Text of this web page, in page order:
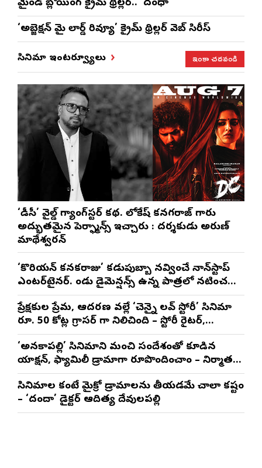
మైండ్ బ్లోయింగ్ క్రైమ్ థ్రిల్లర్.. ‘దంధా’
‘అబ్జెక్ష‌న్ మై లార్డ్ రివ్యూ’ క్రైమ్ థ్రిల్ల‌ర్ వెబ్ సిరీస్
సినిమా ఇంటర్వ్యూలు ఇంకా చదవండి
‘డీసీ’ వైల్డ్ గ్యాంగ్‌స్టర్ కథ. లోకేష్ కనగరాజ్ గారు
అద్భుతమైన పెర్ఫార్మెన్స్ ఇచ్చారు : దర్శకుడు అరుణ్
మాథేశ్వరన్
‘కొరియన్ కనకరాజు’ కడుపుబ్బా నవ్వించే నాన్‌స్టాప్
ఎంటర్‌టైనర్. రెండు డైమెన్షన్స్ ఉన్న పాత్రలో నటించడం
చాలా సంతృప్తినిచ్చింది : వరుణ్ తేజ్
ప్రేక్షకుల ప్రేమ, ఆదరణ వల్లే ‘చెన్నై లవ్ స్టోరీ’ సినిమా
రూ. 50 కోట్ల గ్రాసర్ గా నిలిచింది – స్టోరీ రైటర్,
ప్రొడ్యూసర్ సాయి రాజేష్
‘అనకాపల్లి’ సినిమాని మంచి సందేశంతో కూడిన
యాక్షన్, ఫ్యామిలీ డ్రామాగా రూపొందించాం – నిర్మాతలు
త్రినాథరావు నక్కిన, కాండ్రేగుల నాయుడు
సినిమాల కంటే మైక్రో డ్రామాలను తీయడమే చాలా కష్టం
– ‘దందా’ డైరెక్ట‌ర్ ఆదిత్య దేవులపల్లి